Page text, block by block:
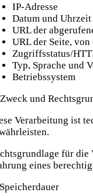
IP-Adresse
Datum und
URL der
URL der Seite,
Zugriffsstatus/
Typ, Sprache und
Betriebssystem
und
Verarbeitung ist
für
eines